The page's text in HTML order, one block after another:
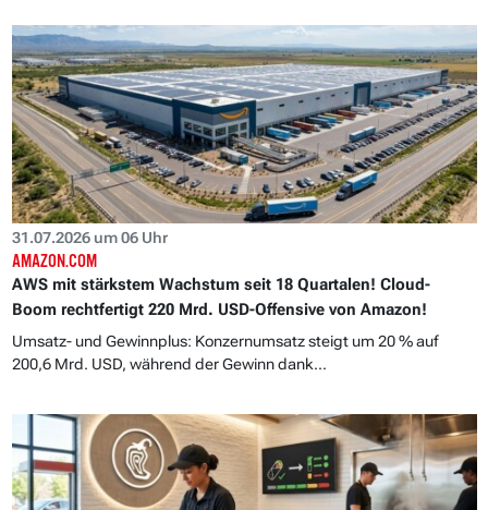
31.07.2026 um 06 Uhr
AMAZON.COM
AWS mit stärkstem Wachstum seit 18 Quartalen! Cloud-
Boom rechtfertigt 220 Mrd. USD-Offensive von Amazon!
Umsatz- und Gewinnplus: Konzernumsatz steigt um 20 % auf
200,6 Mrd. USD, während der Gewinn dank...